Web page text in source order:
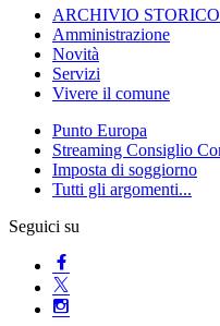
ARCHIVIO
Amministrazione
Novità
Servizi
Vivere il comune
Punto Europa
Streaming Consiglio
Imposta di soggiorno
Tutti gli argomenti...
Seguici su